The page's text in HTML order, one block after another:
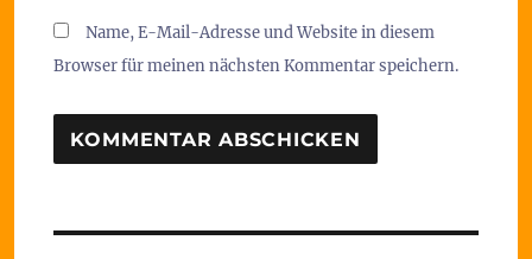
Name, E-Mail-Adresse und Website in diesem
Browser für meinen nächsten Kommentar speichern.